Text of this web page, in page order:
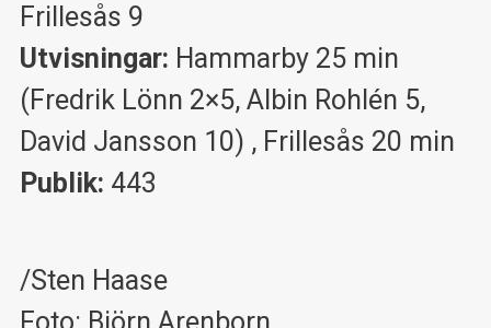
Frillesås 9
Utvisningar: Hammarby 25 min
(Fredrik Lönn 2×5, Albin Rohlén 5,
David Jansson 10) , Frillesås 20 min
Publik: 443
/Sten Haase